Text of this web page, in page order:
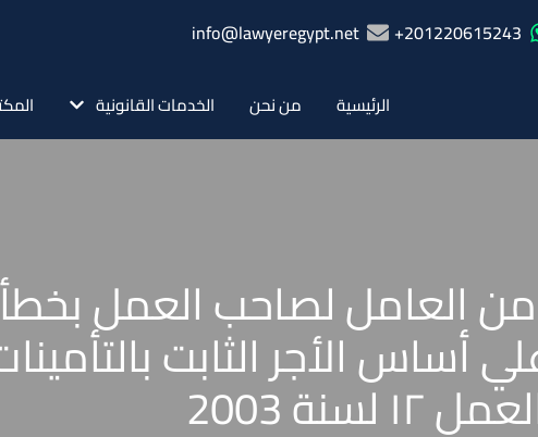
201220615243+
info@lawyeregypt.net
الرئيسية من نحن الخدمات القانونية
من العامل لصاحب العمل
2003